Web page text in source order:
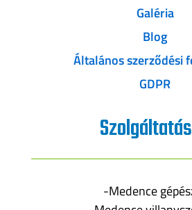
Galéria
Blog
Általános szerződési
GDPR
-Medence